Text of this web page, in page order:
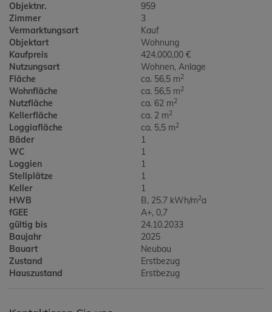
Objektnr.
959
Zimmer
3
Vermarktungsart
Kauf
Objektart
Wohnung
Kaufpreis
424.000,00 €
Nutzungsart
Wohnen Anlage
Fläche
ca. 56,5 m2
Wohnfläche ca. 56,5 m2
Nutzfläche ca. 62 m2
Kellerfläche ca. 2 m2
Loggiafläche ca. 5,5 m2
Bäder
1
WC
1
Loggien
1
Stellplätze
1
Keller
1
HWB
B, 25.7 kWh/m2a
fGEE
A+, 0,7
gültig bis
24.10.2033
Baujahr
2025
Bauart
Neubau
Zustand
Erstbezug
Hauszustand
Erstbezug